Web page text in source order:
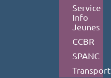
Service
Info
Jeunes
CCBR
SPANC
Transport